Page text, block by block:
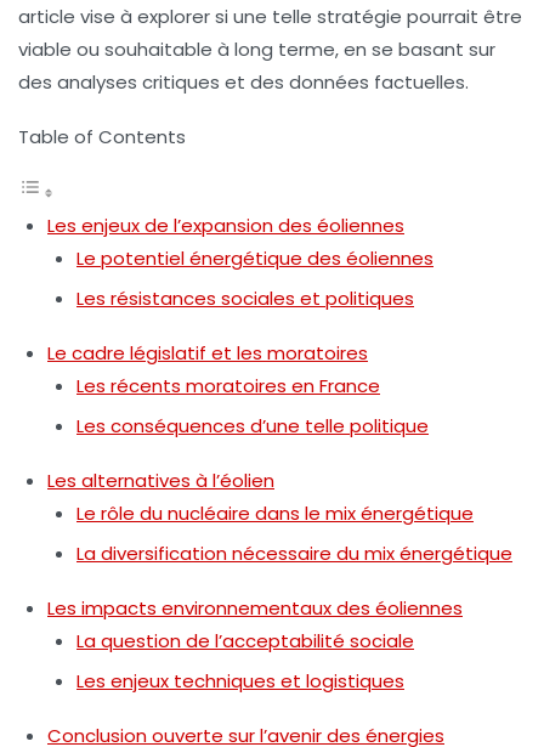
article vise à explorer si une telle stratégie pourrait être
viable ou souhaitable à long terme, en se basant sur
des analyses critiques et des données factuelles.
Table of Contents
Les enjeux de l’expansion des éoliennes
Le potentiel énergétique des éoliennes
Les résistances sociales et politiques
Le cadre législatif et les moratoires
Les récents moratoires en France
Les conséquences d’une telle politique
Les alternatives à l’éolien
Le rôle du nucléaire dans le mix énergétique
La diversification nécessaire du mix énergétique
Les impacts environnementaux des éoliennes
La question de l’acceptabilité sociale
Les enjeux techniques et logistiques
Conclusion ouverte sur l’avenir des énergies